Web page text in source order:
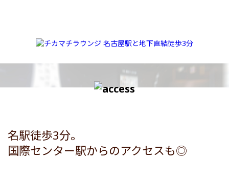
名駅徒歩3分。
国際センター駅からのアクセスも◎